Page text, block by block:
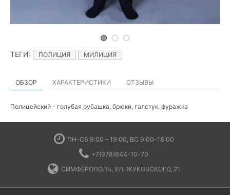
ТЕГИ: ПОЛИЦИЯ МИЛИЦИЯ
ОБЗОР ХАРАКТЕРИСТИКИ ОТЗЫВЫ
Полицейский - голубая рубашка, брюки, галстук, фуражка
ПН-СБ 9:00 – 19:00, ВС 9:00-18:00
+7(978)844-10-70
СИМФЕРОПОЛЬ, УЛ. ЖУКОВСКОГО, 21